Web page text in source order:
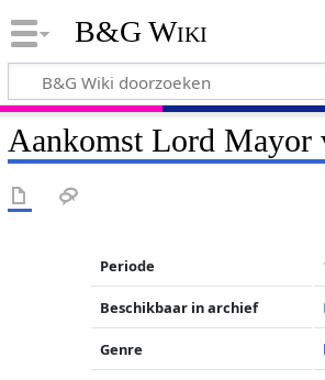
B&G Wiki
Aankomst Lord Mayor
Periode
Beschikbaar in archief
Genre